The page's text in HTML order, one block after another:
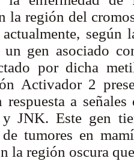
la región del
según
un gen asociado
por dicha
Activador 2
respuesta a
y JNK. Este gen
tumores en
la región oscura